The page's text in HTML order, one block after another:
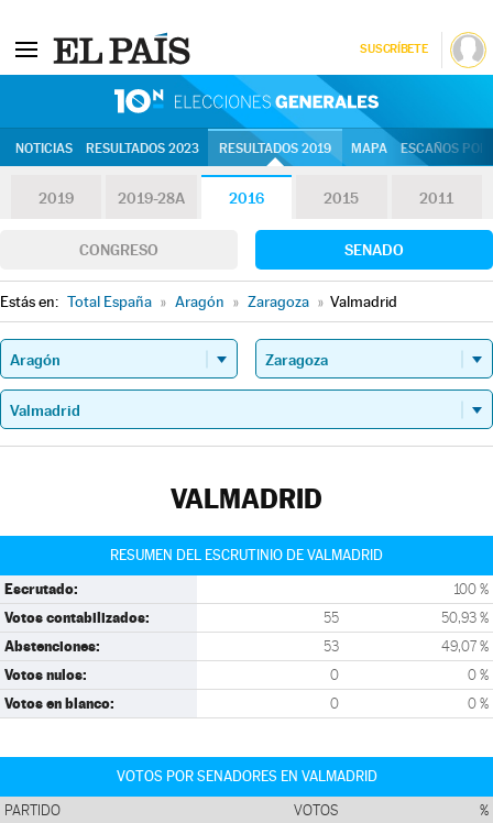
SUSCRÍBETE
NOTICIAS RESULTADOS 2023 RESULTADOS 2019 MAPA ESCAÑOS
2019 2019-28A 2016 2015 2011
CONGRESO SENADO
Estás en: Total España » Aragón » Zaragoza » Valmadrid
VALMADRID
RESUMEN DEL ESCRUTINIO DE VALMADRID
Escrutado: 100 %
Votos contabilizados: 55 50,93 %
Abstenciones: 53 49,07 %
Votos nulos: 0 0 %
Votos en blanco: 0 0 %
VOTOS POR SENADORES EN VALMADRID
PARTIDO VOTOS %